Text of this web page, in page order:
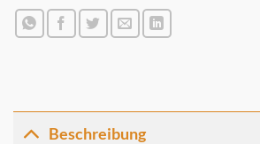
Beschreibung